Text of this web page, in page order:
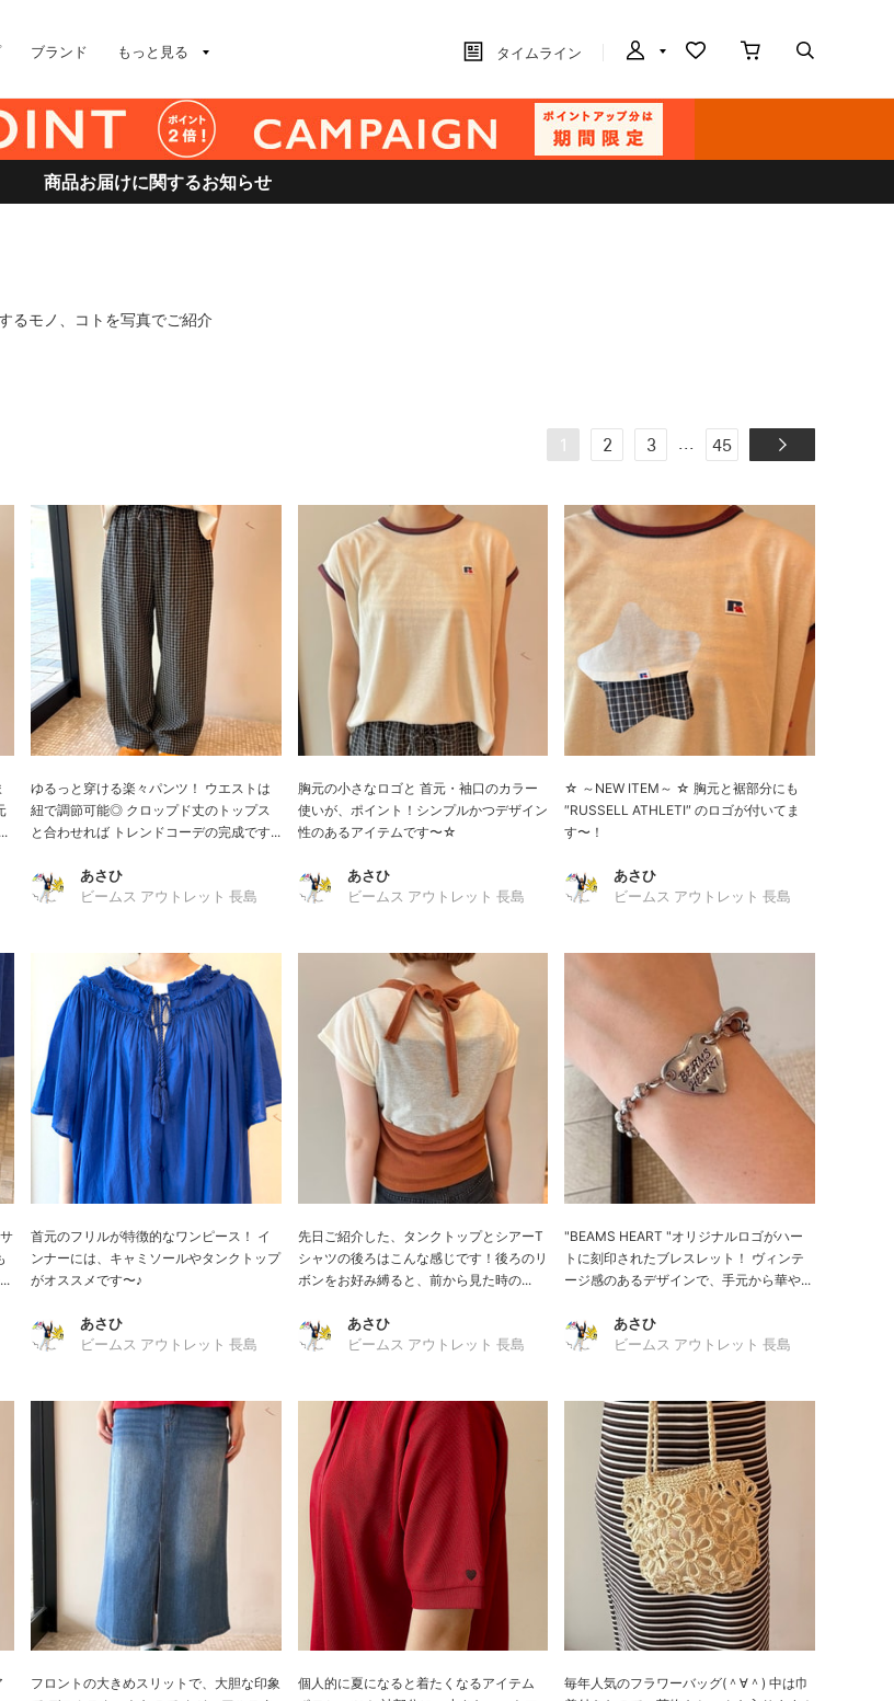
ブランド もっと見る タイムライン
商品お届けに関するお知らせ
るモノ、コトを写真でご紹介
1 2 3 ... 45
ゆるっと穿ける楽々パンツ！ ウエストは
紐で調節可能◎ クロップド丈のトップス
と合わせれば トレンドコーデの完成です...
あさひ
ビームス アウトレット 長島
胸元の小さなロゴと 首元・袖口のカラー
使いが、ポイント！シンプルかつデザイン
性のあるアイテムです〜☆
あさひ
ビームス アウトレット 長島
☆ ～NEW ITEM～ ☆ 胸元と裾部分にも
″RUSSELL ATHLETI″ のロゴが付いてま
す〜！
あさひ
ビームス アウトレット 長島
首元のフリルが特徴的なワンピース！ イ
ンナーには、キャミソールやタンクトップ
がオススメです〜♪
あさひ
ビームス アウトレット 長島
先日ご紹介した、タンクトップとシアーT
シャツの後ろはこんな感じです！後ろのリ
ボンをお好み縛ると、前から見た時の...
あさひ
ビームス アウトレット 長島
"BEAMS HEART "オリジナルロゴがハー
トに刻印されたブレスレット！ ヴィンテ
ージ感のあるデザインで、手元から華や...
あさひ
ビームス アウトレット 長島
フロントの大きめスリットで、大胆な印象
個人的に夏になると着たくなるアイテム
毎年人気のフラワーバッグ(＾∀＾) 中は巾